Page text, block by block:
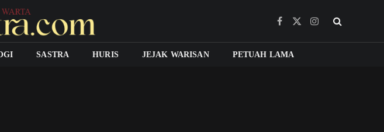
Facebook
X
Instagram
SASTRA HURIS JEJAK WARISAN PETUAH LAMA